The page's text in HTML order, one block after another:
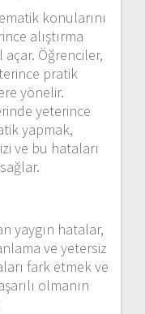
konularını
alıştırma
Öğrenciler,
pratik
yönelir.
yeterince
yapmak,
ve bu hataları
yaygın hatalar,
ve yetersiz
fark etmek ve
olmanın